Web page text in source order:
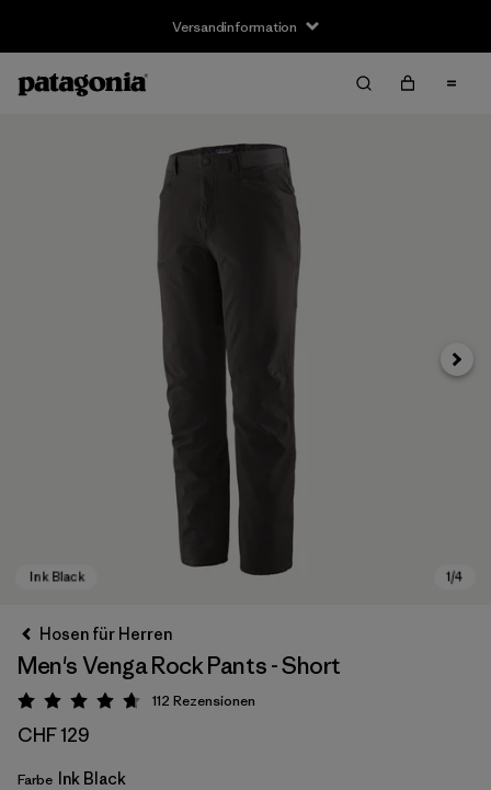
Versandinformation
Hosen für Herren
Men's Venga Rock Pants - Short
Bewertung: 4.7 / 5
112 Rezensionen
CHF 129
Farbe Ink Black